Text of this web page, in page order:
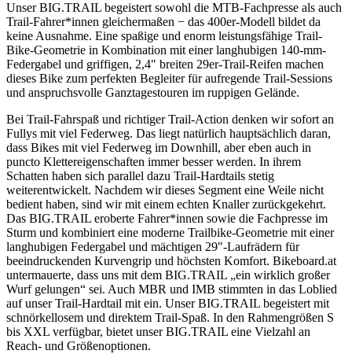
Unser BIG.TRAIL begeistert sowohl die MTB-Fachpresse als auch
Trail-Fahrer*innen gleichermaßen − das 400er-Modell bildet da
keine Ausnahme. Eine spaßige und enorm leistungsfähige Trail-
Bike-Geometrie in Kombination mit einer langhubigen 140-mm-
Federgabel und griffigen, 2,4" breiten 29er-Trail-Reifen machen
dieses Bike zum perfekten Begleiter für aufregende Trail-Sessions
und anspruchsvolle Ganztagestouren im ruppigen Gelände.
Bei Trail-Fahrspaß und richtiger Trail-Action denken wir sofort an
Fullys mit viel Federweg. Das liegt natürlich hauptsächlich daran,
dass Bikes mit viel Federweg im Downhill, aber eben auch in
puncto Klettereigenschaften immer besser werden. In ihrem
Schatten haben sich parallel dazu Trail-Hardtails stetig
weiterentwickelt. Nachdem wir dieses Segment eine Weile nicht
bedient haben, sind wir mit einem echten Knaller zurückgekehrt.
Das BIG.TRAIL eroberte Fahrer*innen sowie die Fachpresse im
Sturm und kombiniert eine moderne Trailbike-Geometrie mit einer
langhubigen Federgabel und mächtigen 29"-Laufrädern für
beeindruckenden Kurvengrip und höchsten Komfort. Bikeboard.at
untermauerte, dass uns mit dem BIG.TRAIL „ein wirklich großer
Wurf gelungen“ sei. Auch MBR und IMB stimmten in das Loblied
auf unser Trail-Hardtail mit ein. Unser BIG.TRAIL begeistert mit
schnörkellosem und direktem Trail-Spaß. In den Rahmengrößen S
bis XXL verfügbar, bietet unser BIG.TRAIL eine Vielzahl an
Reach- und Größenoptionen.